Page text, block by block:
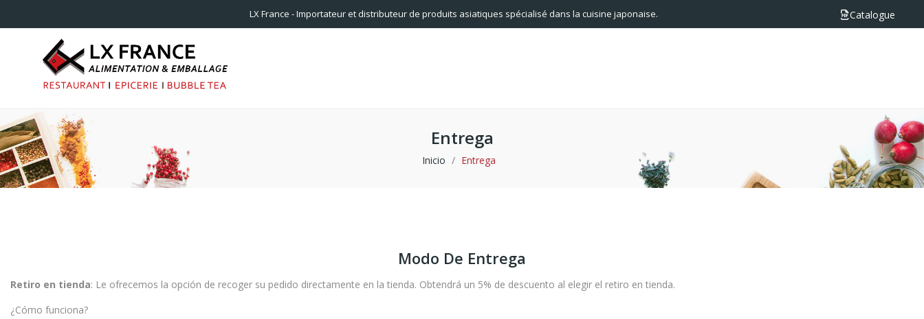
LX France - Importateur et distributeur de produits asiatiques spécialisé dans la cuisine japonaise. Catalogue
Entrega
Inicio Entrega
Modo De Entrega
Retiro en tienda: Le ofrecemos la opción de recoger su pedido directamente en la tienda. Obtendrá un 5% de descuento al elegir el retiro en tienda.
¿Cómo funciona?